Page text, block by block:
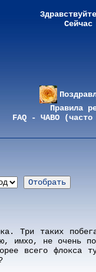
Правила
FAQ - ЧАВО (часто
Три таких
имхо, не очень
всего флокса